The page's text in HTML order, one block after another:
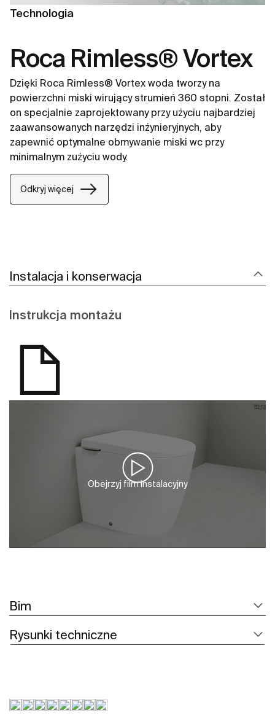
Technologia
Roca Rimless® Vortex
Dzięki Roca Rimless® Vortex woda tworzy na
powierzchni miski wirujący strumień 360 stopni. Został
on specjalnie zaprojektowany przy użyciu najbardziej
zaawansowanych narzędzi inżynieryjnych, aby
zapewnić optymalne obmywanie miski wc przy
minimalnym zużyciu wody.
Odkryj więcej
Instalacja i konserwacja
Instrukcja montażu
Obejrzyj film instalacyjny
Bim
Rysunki techniczne